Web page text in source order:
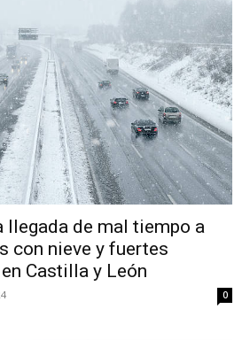
llegada de mal tiempo a
con nieve y fuertes
Castilla y León
0